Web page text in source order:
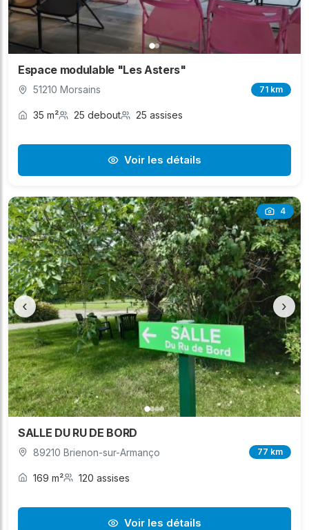
Espace modulable "Les Asters"
51210 Morsains 71 km
35 m² 25 debout 25 assises
Voir les détails
4
‹ ›
SALLE DU RU DE BORD
89210 Brienon-sur-Armanço 77 km
169 m² 120 assises
Voir les détails